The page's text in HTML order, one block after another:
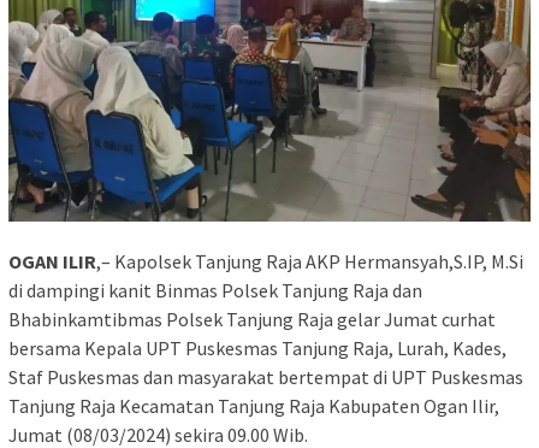
OGAN ILIR,– Kapolsek Tanjung Raja AKP Hermansyah,S.IP, M.Si
di dampingi kanit Binmas Polsek Tanjung Raja dan
Bhabinkamtibmas Polsek Tanjung Raja gelar Jumat curhat
bersama Kepala UPT Puskesmas Tanjung Raja, Lurah, Kades,
Staf Puskesmas dan masyarakat bertempat di UPT Puskesmas
Tanjung Raja Kecamatan Tanjung Raja Kabupaten Ogan Ilir,
Jumat (08/03/2024) sekira 09.00 Wib.